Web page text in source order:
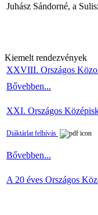
Juhász Sándorné, a
Kiemelt rendezvények
XXVIII. Országos
Bővebben...
XXI. Országos
Diáktárlat felhívás
Bővebben...
A 20 éves Országos